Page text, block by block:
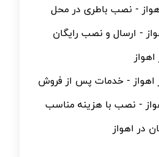
اهواز - نصب باطری در محل
- ارسال و نصب رایگان
اهواز - خدمات پس از فروش
- نصب با هزینه مناسب
در اهواز